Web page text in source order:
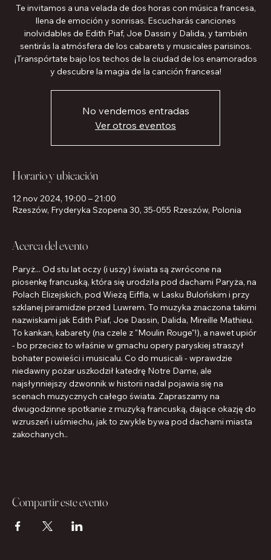
Te invitamos a una velada de dos horas con música francesa,
llena de emoción y sonrisas. Escucharás canciones
inolvidables de Edith Piaf, Joe Dassin y Dalida, y también
sentirás la atmósfera de los cabarets y musicales parisinos.
¡Transpórtate bajo los techos de la ciudad de los enamorados
y descubre la magia de la canción francesa!
No vendemos entradas
Ver otros eventos
Horario y ubicación
12 nov 2024, 19:00 – 21:00
Rzeszów, Fryderyka Szopena 30, 35-055 Rzeszów, Polonia
Acerca del evento
Paryż... Od stu lat oczy (i uszy) świata są zwrócone na
piosenkę francuską, która się urodziła pod dachami Paryża, na
Polach Elizejskich, pod Wieżą Eiffla, w Lasku Bulońskim i przy
szklanej piramidzie przed Luwrem. To muzyka znaczona takimi
nazwiskami jak Edith Piaf, Joe Dassin, Dalida, Mireille Mathieu.
To kankan, kabarety (na czele z "Moulin Rouge"!), a nawet upiór
- bo przecież to właśnie w gmachu opery paryskiej straszył
bohater powieści i musicalu. Co do musicali - wprawdzie
niedawny pożar uszkodził katedrę Notre Dame, ale
najsłynniejszy dzwonnik w historii nadal pojawia się na
scenach muzycznych całego świata. Zapraszamy na
dwugodzinne spotkanie z muzyką francuską, dające okazję do
wzruszeń i uśmiechu, jak to zwykle bywa pod dachami miasta
zakochanych..
Compartir este evento